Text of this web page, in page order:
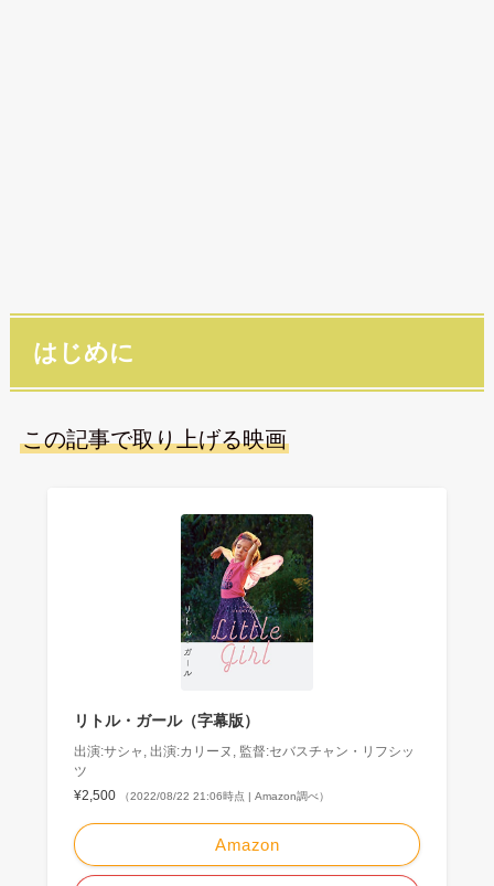
はじめに
この記事で取り上げる映画
リトル・ガール（字幕版）
出演:サシャ, 出演:カリーヌ, 監督:セバスチャン・リフシッ
ツ
¥2,500
（2022/08/22 21:06時点 | Amazon調べ）
Amazon